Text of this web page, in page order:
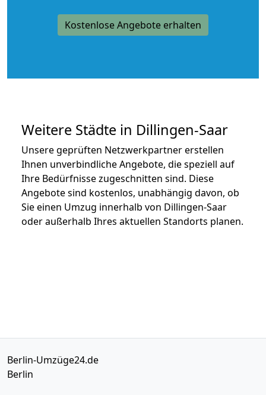
Kostenlose Angebote erhalten
Weitere Städte in Dillingen-Saar
Unsere geprüften Netzwerkpartner erstellen
Ihnen unverbindliche Angebote, die speziell auf
Ihre Bedürfnisse zugeschnitten sind. Diese
Angebote sind kostenlos, unabhängig davon, ob
Sie einen Umzug innerhalb von Dillingen-Saar
oder außerhalb Ihres aktuellen Standorts planen.
Berlin-Umzüge24.de
Berlin